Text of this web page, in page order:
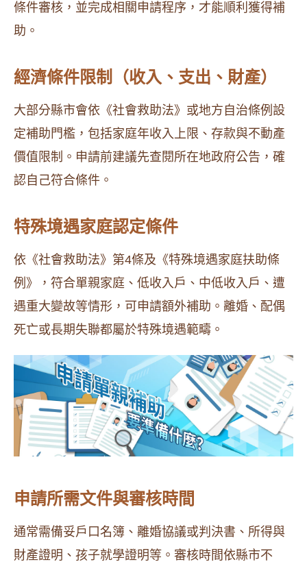
條件審核，並完成相關申請程序，才能順利獲得補
助。
經濟條件限制（收入、支出、財產）
大部分縣市會依《社會救助法》或地方自治條例設
定補助門檻，包括家庭年收入上限、存款與不動產
價值限制。申請前建議先查閱所在地政府公告，確
認自己符合條件。
特殊境遇家庭認定條件
依《社會救助法》第4條及《特殊境遇家庭扶助條
例》，符合單親家庭、低收入戶、中低收入戶、遭
遇重大變故等情形，可申請額外補助。離婚、配偶
死亡或長期失聯都屬於特殊境遇範疇。
申請所需文件與審核時間
通常需備妥戶口名簿、離婚協議或判決書、所得與
財產證明、孩子就學證明等。審核時間依縣市不